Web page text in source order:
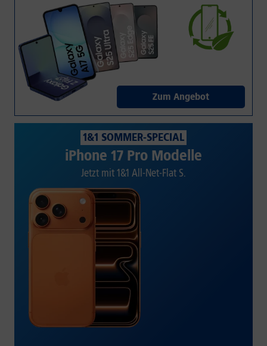
Zum Angebot
1&1 SOMMER-SPECIAL
iPhone 17 Pro Modelle
Jetzt mit 1&1 All-Net-Flat S.